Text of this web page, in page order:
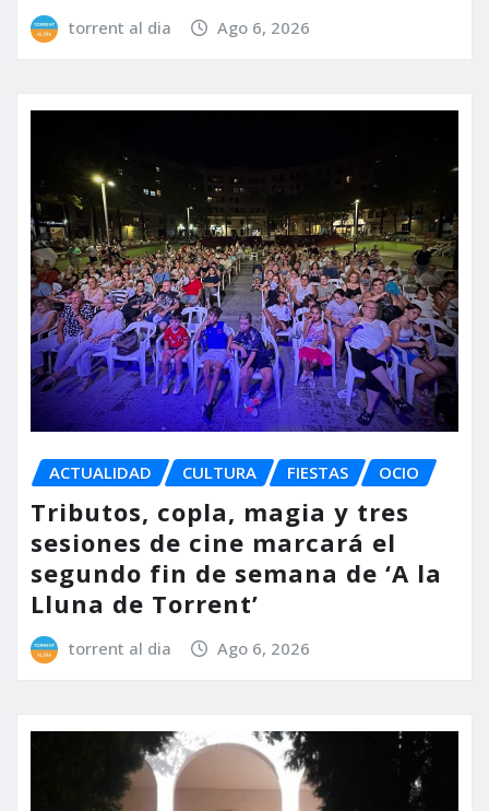
torrent al dia Ago 6, 2026
ACTUALIDAD CULTURA FIESTAS OCIO
Tributos, copla, magia y tres
sesiones de cine marcará el
segundo fin de semana de ‘A la
Lluna de Torrent’
torrent al dia Ago 6, 2026